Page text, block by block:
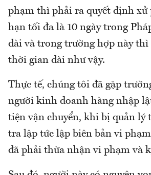
phạm thì phải ra quyết định xử
hạn tối đa là 10 ngày trong
dài và trong trường hợp này
thời gian dài như vậy.
Thực tế, chúng tôi đã gặp
người kinh doanh hàng nhập
tiện vận chuyển, khi bị quản lý
tra lập tức lập biên bản vi
đã phải thừa nhận vi phạm và